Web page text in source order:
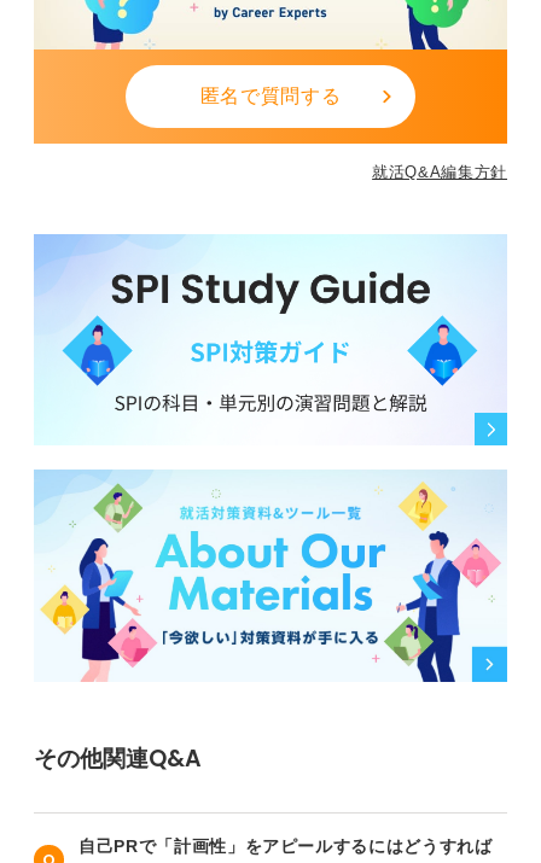
匿名で質問する
就活Q&A編集方針
その他関連Q&A
自己PRで「計画性」をアピールするにはどうすれば